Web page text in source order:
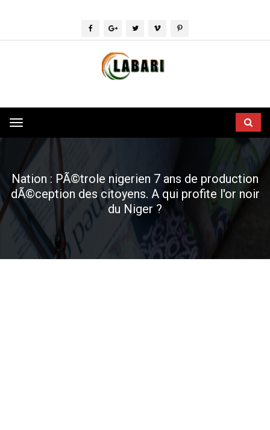
Toggle
navigation
Nation : PÃ©trole nigerien 7 ans de production
dÃ©ception des citoyens. A qui profite l'or noir
du Niger ?